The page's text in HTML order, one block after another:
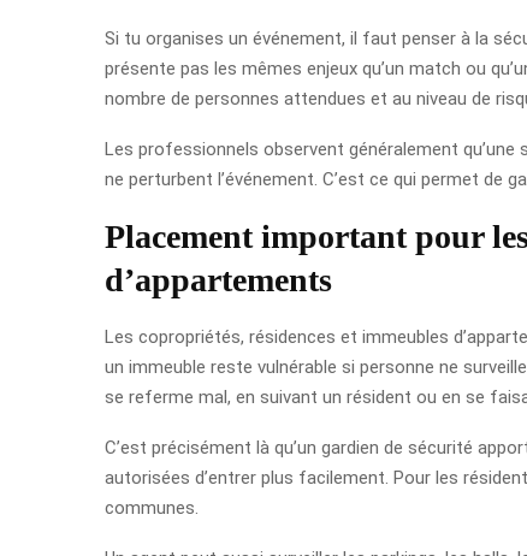
Si tu organises un événement, il faut penser à la
présente pas les mêmes enjeux qu’un match ou
nombre de personnes attendues et au niveau de
Les professionnels observent généralement
ne perturbent l’événement. C’est ce qui permet de
Placement important pour
d’appartements
Les copropriétés, résidences et immeubles
un immeuble reste vulnérable si personne ne
se referme mal, en suivant un résident ou en se
C’est précisément là qu’un gardien de sécurité
autorisées d’entrer plus facilement. Pour les
communes.